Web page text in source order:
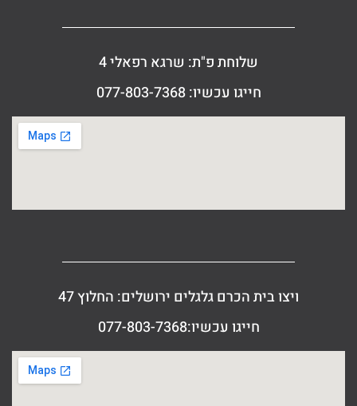
שלוחת פ"ת: שרגא רפאלי 4
חייגו עכשיו: 077-803-7368
ויצו בית הכרם גלגלים ירושלים: החלוץ 47
חייגו עכשיו:077-803-7368